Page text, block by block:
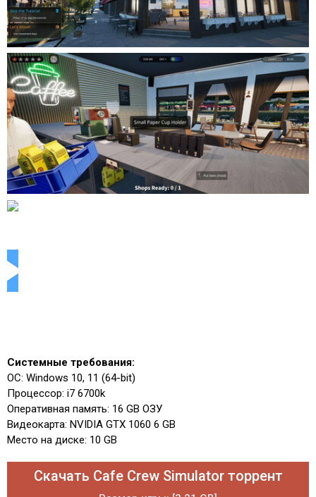
Системные требования:
ОС: Windows 10, 11 (64-bit)
Процессор: i7 6700k
Оперативная память: 16 GB ОЗУ
Видеокарта: NVIDIA GTX 1060 6 GB
Место на диске: 10 GB
Скачать Cafe Crew Simulator торрент